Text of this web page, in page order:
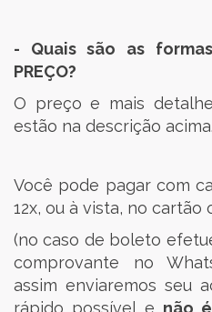
- Quais são as
PREÇO?
O preço e mais
estão na descrição acima.
Você pode pagar com
12x, ou à vista, no
(no caso de boleto
comprovante no
assim enviaremos seu
rápido possível e não